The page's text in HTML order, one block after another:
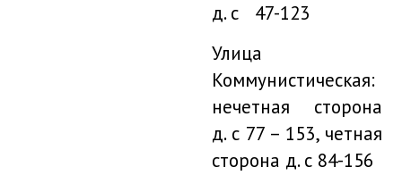
д. с 47-123
Улица
Коммунистическая:
нечетная сторона
д. с 77 – 153, четная
сторона д. с 84-156